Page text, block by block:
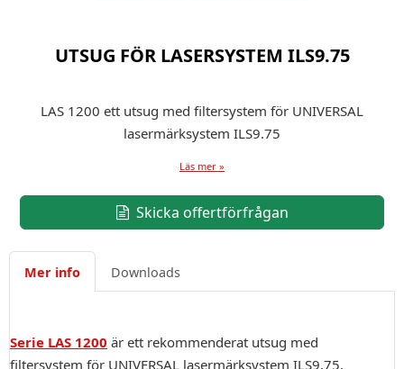
UTSUG FÖR LASERSYSTEM ILS9.75
LAS 1200 ett utsug med filtersystem för UNIVERSAL
lasermärksystem ILS9.75
Läs mer »
Skicka offertförfrågan
Mer info Downloads
Serie LAS 1200 är ett rekommenderat utsug med
filtersystem för UNIVERSAL lasermärksystem ILS9.75.